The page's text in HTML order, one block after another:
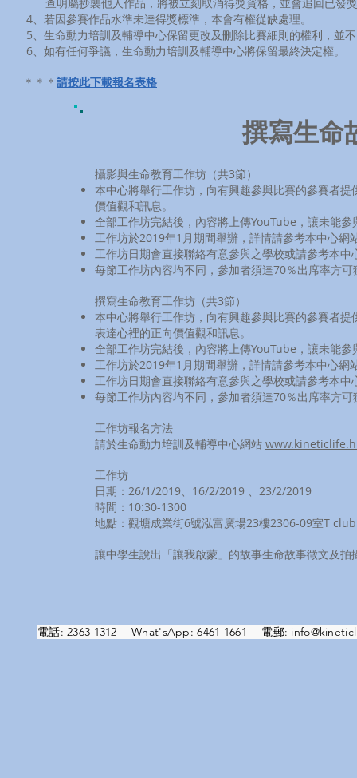
4、若因參賽作品水準未達得獎標準，本會有權從缺處理。
5、生命動力培訓及輔導中心保留更改及刪除比賽細則的權利，並
6、如有任何爭議，生命動力培訓及輔導中心將保留最終決定權。
​＊＊＊ 請按此下載報名表格
撰寫生命
攝影與生命教育工作坊（共3節）
本中心將舉行工作坊，向有興趣參與比賽的參賽者
價值觀和訊息。
全部工作坊完結後，內容將上傳YouTube，讓未能
工作坊於2019年1月期間舉辦，詳情請參考本中心網
工作坊日期會直接聯絡有意參與之學校或請參考本
每節工作坊內容均不同，參加者須達70％出席率方
撰寫生命教育工作坊（共3節）
本中心將舉行工作坊，向有興趣參與比賽的參賽者
表達心裡的正向價值觀和訊息。
全部工作坊完結後，內容將上傳YouTube，讓未能
工作坊於2019年1月期間舉辦，詳情請參考本中心網
工作坊日期會直接聯絡有意參與之學校或請參考本
每節工作坊內容均不同，參加者須達70％出席率方
工作坊報名方法
請於生命動力培訓及輔導中心網站
工作坊
日期：26/1/2019、16/2/2019 、23/2/2019
時間：10:30-1300
地點：觀塘成業街6號泓富廣場23樓2306-09室T club​
讓中學生說出「讓我啟蒙」的故事生命故事徵文及
電話: 2363 1312 What'sApp: 6461 1661 電郵: